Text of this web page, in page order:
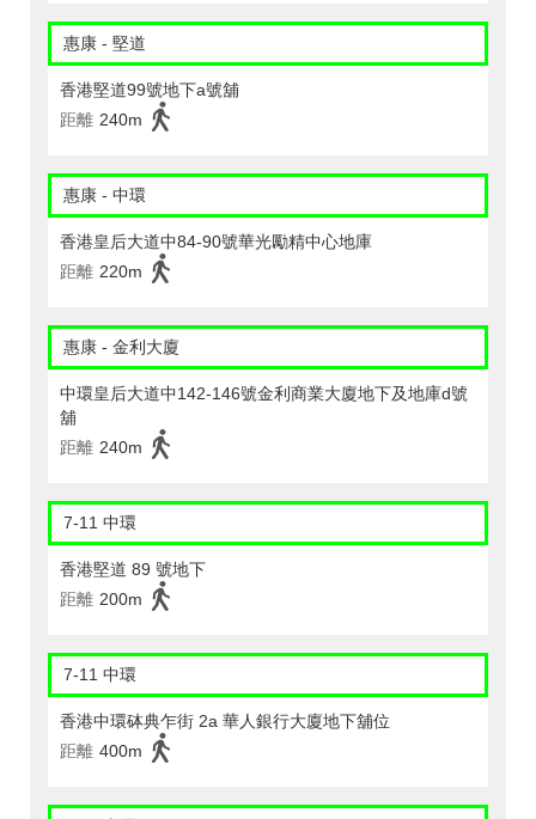
惠康 - 堅道
香港堅道99號地下a號舖
距離 240m
惠康 - 中環
香港皇后大道中84-90號華光勵精中心地庫
距離 220m
惠康 - 金利大廈
中環皇后大道中142-146號金利商業大廈地下及地庫d號
舖
距離 240m
7-11 中環
香港堅道 89 號地下
距離 200m
7-11 中環
香港中環砵典乍街 2a 華人銀行大廈地下舖位
距離 400m